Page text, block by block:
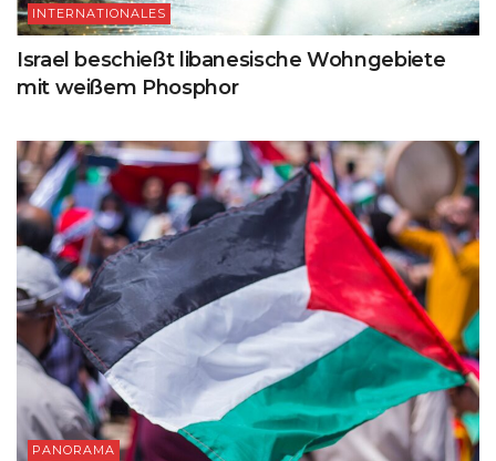
INTERNATIONALES
Israel beschießt libanesische Wohngebiete
mit weißem Phosphor
PANORAMA